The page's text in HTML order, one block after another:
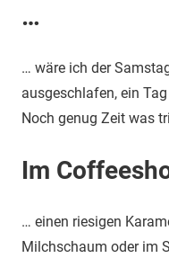
…
… wäre ich der
ausgeschlafen, ein
Noch genug Zeit was
Im
… einen riesigen
Milchschaum oder im